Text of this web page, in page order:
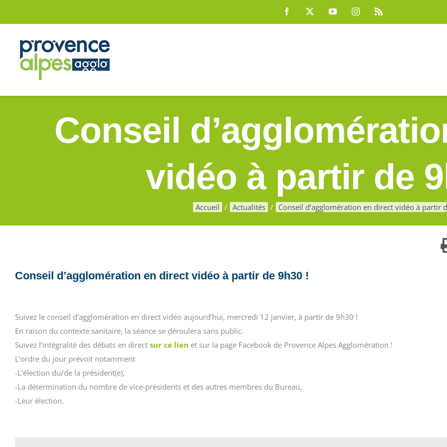
Facebook YouTubeInstagram
Conseil
vidéo à partir de
Accueil Actualités Conseil d’agglomération en direct vidéo à partir
Conseil d’agglomération en direct vidéo à partir de 9h30 !
Suivez le conseil d’agglomération en direct vidéo aujourd’hui, mercredi 12 janvier, à partir de 9h30 !
En raison du contexte sanitaire, la séance se déroulera sans public.
Suivez l’intégralité des débats en direct sur ce lien et sur la page Facebook de Provence Alpes Agglomération !
L’ordre du jour prévoit notamment
-L’élection du/de la président(e),
-La détermination du nombre de vice-présidents et des autres membres du Bureau,
-Leur élection.